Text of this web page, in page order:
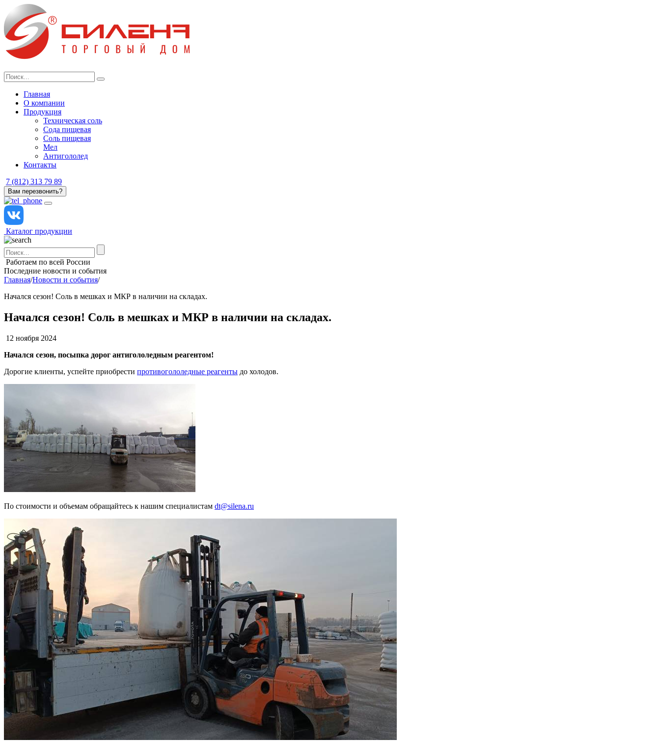
to
content
Главная
О компании
Продукция
Техническая соль
Сода пищевая
Соль пищевая
Мел
Антигололед
Контакты
7 (812) 313 79 89
Вам перезвонить?
Каталог продукции
Поиск:
Работаем по всей России
Последние новости и события
Главная/Новости и события/
Начался сезон! Соль в мешках и МКР в наличии на складах.
Начался сезон! Соль в мешках и МКР в наличии на складах.
12 ноября 2024
Начался сезон, посыпка дорог антигололедным реагентом!
Дорогие клиенты, успейте приобрести противогололедные реагенты до холодов.
По стоимости и объемам обращайтесь к нашим специалистам dt@silena.ru